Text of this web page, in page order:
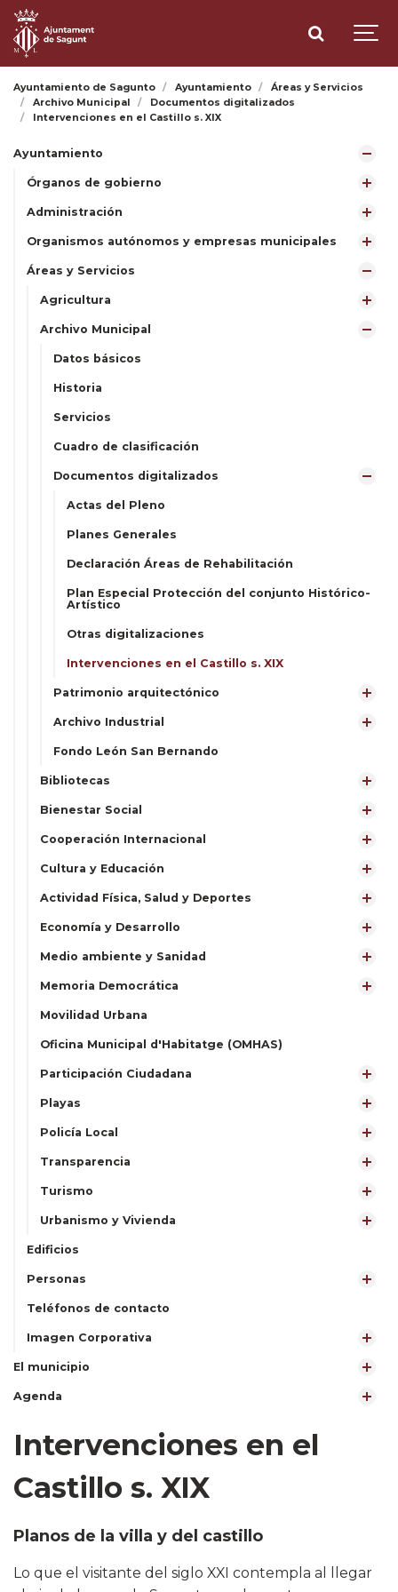
Ayuntamiento de Sagunto Ayuntamiento
Áreas y Servicios
Archivo Municipal
Documentos digitalizados
Intervenciones en el Castillo s. XIX
Ayuntamiento
Órganos de gobierno
Administración
Organismos autónomos y empresas municipales
Áreas y Servicios
Agricultura
Archivo Municipal
Datos básicos
Historia
Servicios
Cuadro de clasificación
Documentos digitalizados
Actas del Pleno
Planes Generales
Declaración Áreas de Rehabilitación
Plan Especial Protección del conjunto Histórico-
Artístico
Otras digitalizaciones
Intervenciones en el Castillo s. XIX
Patrimonio arquitectónico
Archivo Industrial
Fondo León San Bernando
Bibliotecas
Bienestar Social
Cooperación Internacional
Cultura y Educación
Actividad Física, Salud y Deportes
Economía y Desarrollo
Medio ambiente y Sanidad
Memoria Democrática
Movilidad Urbana
Oficina Municipal d'Habitatge (OMHAS)
Participación Ciudadana
Playas
Policía Local
Transparencia
Turismo
Urbanismo y Vivienda
Edificios
Personas
Teléfonos de contacto
Imagen Corporativa
El municipio
Agenda
Intervenciones en el
Castillo s. XIX
Planos de la villa y del castillo
Lo que el visitante del siglo XXI contempla al llegar